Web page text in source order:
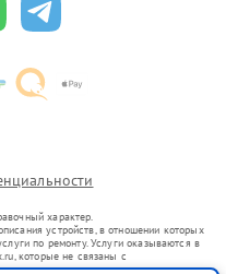
характер.
устройств, в отношении которых
по ремонту. Услуги оказываются в
которые не связаны с
представителями.